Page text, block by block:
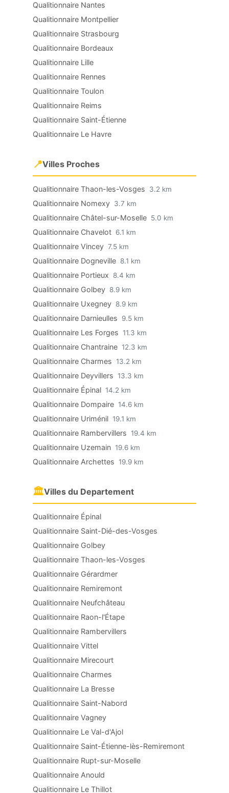
Qualitionnaire Nantes
Qualitionnaire Montpellier
Qualitionnaire Strasbourg
Qualitionnaire Bordeaux
Qualitionnaire Lille
Qualitionnaire Rennes
Qualitionnaire Toulon
Qualitionnaire Reims
Qualitionnaire Saint-Étienne
Qualitionnaire Le Havre
📍Villes Proches
Qualitionnaire Thaon-les-Vosges 3.2 km
Qualitionnaire Nomexy 3.7 km
Qualitionnaire Châtel-sur-Moselle 5.0 km
Qualitionnaire Chavelot 6.1 km
Qualitionnaire Vincey 7.5 km
Qualitionnaire Dogneville 8.1 km
Qualitionnaire Portieux 8.4 km
Qualitionnaire Golbey 8.9 km
Qualitionnaire Uxegney 8.9 km
Qualitionnaire Darnieulles 9.5 km
Qualitionnaire Les Forges 11.3 km
Qualitionnaire Chantraine 12.3 km
Qualitionnaire Charmes 13.2 km
Qualitionnaire Deyvillers 13.3 km
Qualitionnaire Épinal 14.2 km
Qualitionnaire Dompaire 14.6 km
Qualitionnaire Uriménil 19.1 km
Qualitionnaire Rambervillers 19.4 km
Qualitionnaire Uzemain 19.6 km
Qualitionnaire Archettes 19.9 km
🏛Villes du Departement
Qualitionnaire Épinal
Qualitionnaire Saint-Dié-des-Vosges
Qualitionnaire Golbey
Qualitionnaire Thaon-les-Vosges
Qualitionnaire Gérardmer
Qualitionnaire Remiremont
Qualitionnaire Neufchâteau
Qualitionnaire Raon-l'Étape
Qualitionnaire Rambervillers
Qualitionnaire Vittel
Qualitionnaire Mirecourt
Qualitionnaire Charmes
Qualitionnaire La Bresse
Qualitionnaire Saint-Nabord
Qualitionnaire Vagney
Qualitionnaire Le Val-d'Ajol
Qualitionnaire Saint-Étienne-lès-Remiremont
Qualitionnaire Rupt-sur-Moselle
Qualitionnaire Anould
Qualitionnaire Le Thillot